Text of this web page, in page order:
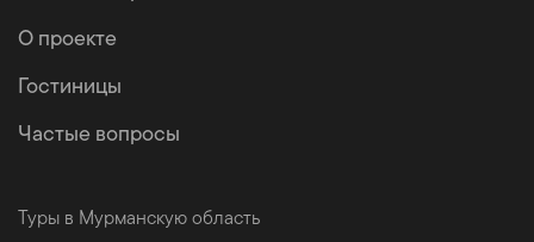
О проекте
Гостиницы
Частые вопросы
Туры в Мурманскую область